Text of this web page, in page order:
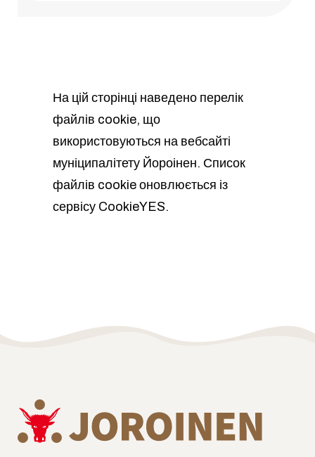
На цій сторінці наведено перелік
файлів cookie, що
використовуються на вебсайті
муніципалітету Йороінен. Список
файлів cookie оновлюється із
сервісу CookieYES.